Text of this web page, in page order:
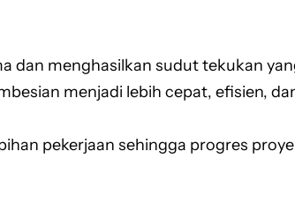
dan menghasilkan sudut tekukan
menjadi lebih cepat, efisien,
pekerjaan sehingga progres